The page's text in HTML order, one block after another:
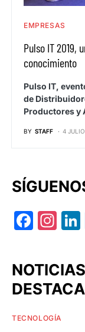
EMPRESAS
Pulso IT 2019,
conocimiento
Pulso IT,
de
Productores y
BY STAFF 4
NOTICIAS
TECNOLOGÍA